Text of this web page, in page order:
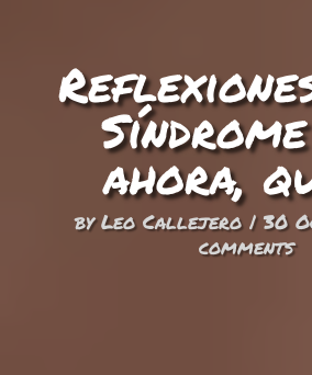
Síndrome
ahora,
byLeo Callejero|30
comments